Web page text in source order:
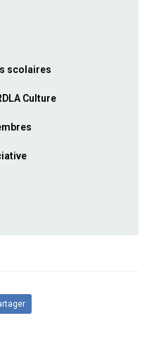
scolaires
Culture